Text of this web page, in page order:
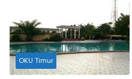
OKU Timur